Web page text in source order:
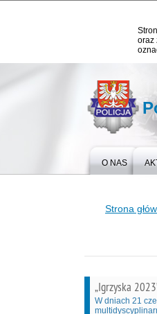
oraz
O NAS
Strona
„Igrzyska
W dniach 21